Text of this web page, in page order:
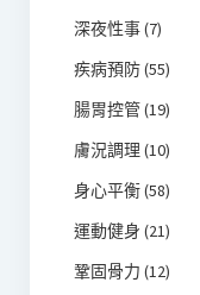
深夜性事(7)
疾病預防(55)
腸胃控管(19)
膚況調理 (10)
身心平衡(58)
運動健身 (21)
鞏固骨力 (12)